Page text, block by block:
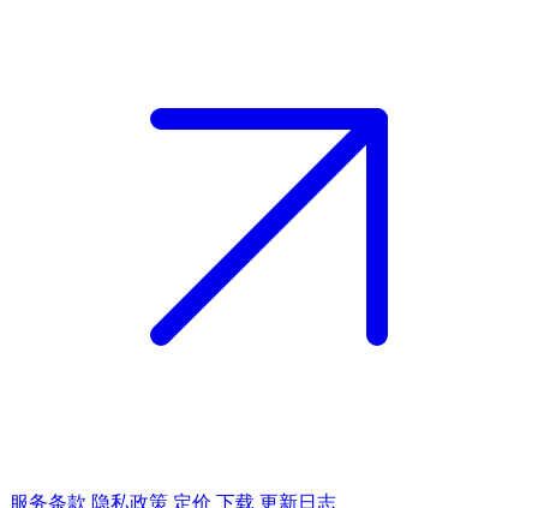
服务条款 隐私政策 定价 下载 更新日志